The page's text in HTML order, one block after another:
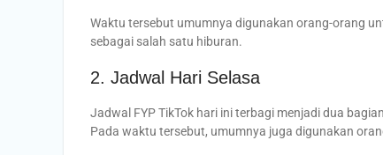
Waktu tersebut umumnya digunakan orang-orang
sebagai salah satu hiburan.
2. Jadwal Hari Selasa
Jadwal FYP TikTok hari ini terbagi menjadi dua
Pada waktu tersebut, umumnya juga digunakan